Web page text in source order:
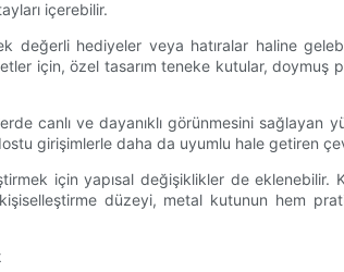
içerebilir.
değerli hediyeler veya hatıralar haline
için, özel tasarım teneke kutular, doymuş
canlı ve dayanıklı görünmesini sağlayan
girişimlerle daha da uyumlu hale getiren
için yapısal değişiklikler de eklenebilir.
düzeyi, metal kutunun hem